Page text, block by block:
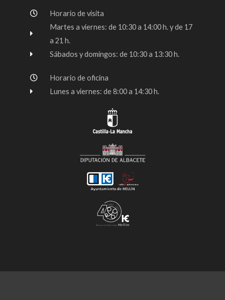
o
o
-
r
a
m
e
Horario de visita
Martes a viernes: de 10:30 a 14:00 h. y de 17
a 21 h.
Sábados y domingos: de 10:30 a 13:30 h.
Horario de oficina
Lunes a viernes: de 8:00 a 14:30 h.